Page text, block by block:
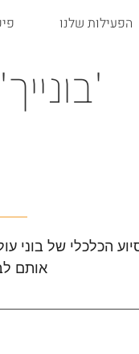
הפעילות שלנו
הכלכלי של בוני
אותם